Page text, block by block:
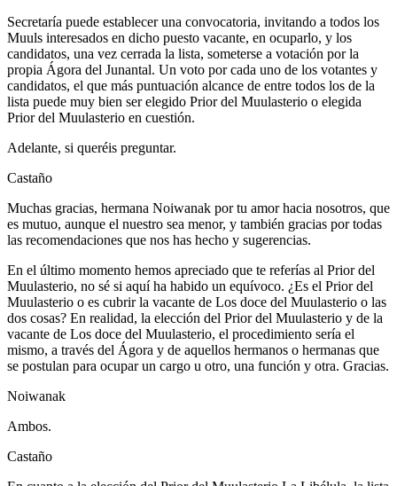
Secretaría puede establecer una convocatoria, invitando a todos los
Muuls interesados en dicho puesto vacante, en ocuparlo, y los
candidatos, una vez cerrada la lista, someterse a votación por la
propia Ágora del Junantal. Un voto por cada uno de los votantes y
candidatos, el que más puntuación alcance de entre todos los de la
lista puede muy bien ser elegido Prior del Muulasterio o elegida
Prior del Muulasterio en cuestión.
Adelante, si queréis preguntar.
Castaño
Muchas gracias, hermana Noiwanak por tu amor hacia nosotros, que
es mutuo, aunque el nuestro sea menor, y también gracias por todas
las recomendaciones que nos has hecho y sugerencias.
En el último momento hemos apreciado que te referías al Prior del
Muulasterio, no sé si aquí ha habido un equívoco. ¿Es el Prior del
Muulasterio o es cubrir la vacante de Los doce del Muulasterio o las
dos cosas? En realidad, la elección del Prior del Muulasterio y de la
vacante de Los doce del Muulasterio, el procedimiento sería el
mismo, a través del Ágora y de aquellos hermanos o hermanas que
se postulan para ocupar un cargo u otro, una función y otra. Gracias.
Noiwanak
Ambos.
Castaño